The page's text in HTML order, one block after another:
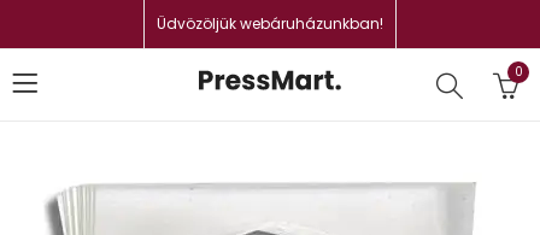
Üdvözöljük webáruházunkban!
0